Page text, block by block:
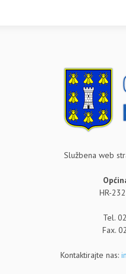
Službena web
HR-
Tel.
Fax.
Kontaktirajte nas: